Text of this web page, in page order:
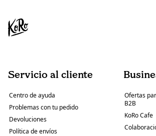
Servicio al cliente
Centro de ayuda
Problemas con tu pedido
Devoluciones
Política de envíos
Ofertas
B2B
KoRo Cafe